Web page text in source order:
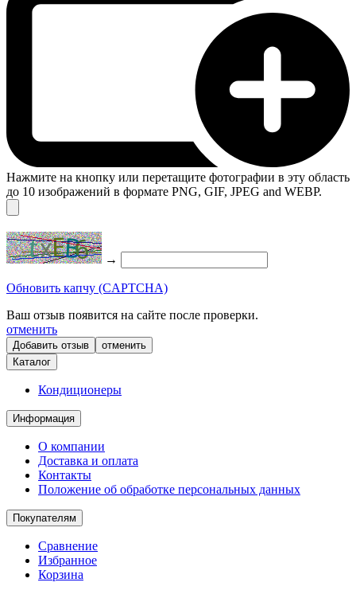
Нажмите на кнопку или перетащите фотографии в эту область
до 10 изображений в формате PNG, GIF, JPEG and WEBP.
→
Обновить капчу (CAPTCHA)
Ваш отзыв появится на сайте после проверки.
отменить
отменить
Каталог
Кондиционеры
Информация
О компании
Доставка и оплата
Контакты
Положение об обработке персональных данных
Покупателям
Сравнение
Избранное
Корзина